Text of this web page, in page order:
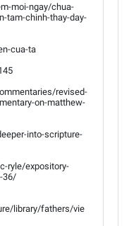
moi-ngay/chua-
tam-chinh-thay-day-
cua-ta
revised-
on-matthew-
into-scripture-
ryle/expository-
36/
library/fathers/vie